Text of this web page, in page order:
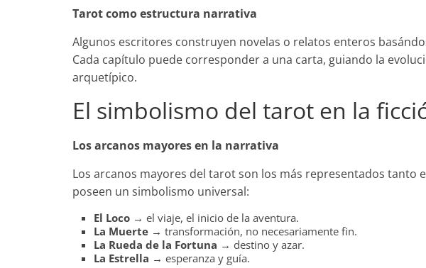
Tarot como estructura narrativa
Algunos escritores construyen novelas o relatos enteros
Cada capítulo puede corresponder a una carta, guiando la
arquetípico.
El simbolismo del tarot en la
Los arcanos mayores en la narrativa
Los arcanos mayores del tarot son los más representados tanto
poseen un simbolismo universal:
El Loco → el viaje, el inicio de la aventura.
La Muerte → transformación, no necesariamente fin.
La Rueda de la Fortuna → destino y azar.
La Estrella → esperanza y guía.